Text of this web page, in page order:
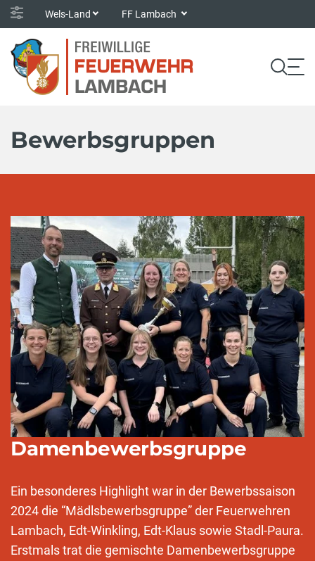
Wels-Land FF Lambach
Bewerbsgruppen
Damenbewerbsgruppe
Ein besonderes Highlight war in der Bewerbssaison
2024 die “Mädlsbewerbsgruppe” der Feuerwehren
Lambach, Edt-Winkling, Edt-Klaus sowie Stadl-Paura.
Erstmals trat die gemischte Damenbewerbsgruppe